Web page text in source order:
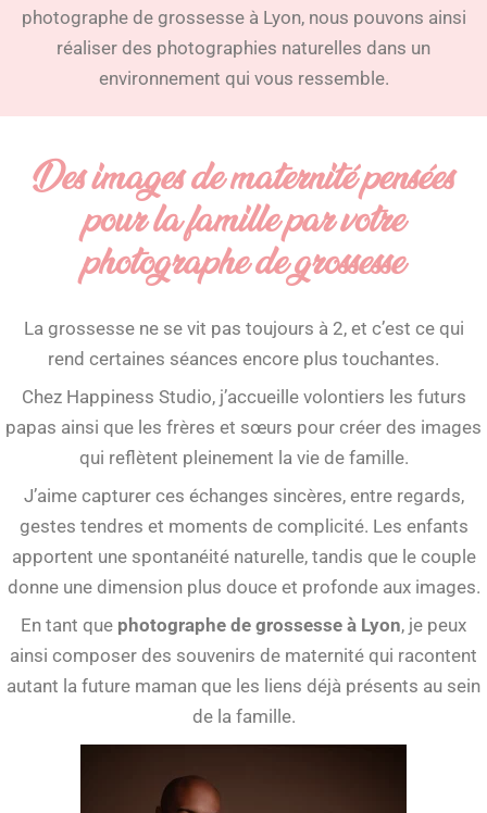
photographe de grossesse à Lyon, nous pouvons ainsi
réaliser des photographies naturelles dans un
environnement qui vous ressemble.
Des images de maternité pensées
pour la famille par votre
photographe de grossesse
La grossesse ne se vit pas toujours à 2, et c’est ce qui
rend certaines séances encore plus touchantes.
Chez Happiness Studio, j’accueille volontiers les futurs
papas ainsi que les frères et sœurs pour créer des images
qui reflètent pleinement la vie de famille.
J’aime capturer ces échanges sincères, entre regards,
gestes tendres et moments de complicité. Les enfants
apportent une spontanéité naturelle, tandis que le couple
donne une dimension plus douce et profonde aux images.
En tant que photographe de grossesse à Lyon, je peux
ainsi composer des souvenirs de maternité qui racontent
autant la future maman que les liens déjà présents au sein
de la famille.